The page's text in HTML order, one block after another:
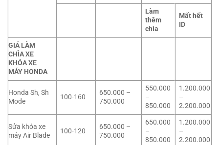
Làm
thêm
chìa
Mất hết
ID
GIÁ LÀM
CHÌA XE
KHÓA XE
MÁY HONDA
Honda Sh, Sh
Mode
100-160
650.000 –
750.000
550.000
–
850.000
1.200.000
–
2.200.000
Sửa khóa xe
máy Air Blade
100-120
650.000 –
750.000
650.000
–
850.000
1.200.000
–
2.200.000